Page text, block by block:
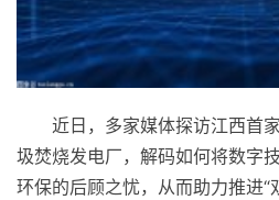
近日，多家媒体探访江西首
圾焚烧发电厂，解码如何将数字
环保的后顾之忧，从而助力推进“